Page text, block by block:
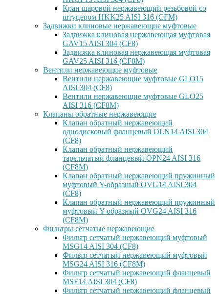
Кран шаровой нержавеющий резьбовой со
штуцером HKK25 AISI 316 (CFM)
Задвижки клиновые нержавеющие муфтовые
Задвижка клиновая нержавеющая муфтовая
GAV15 AISI 304 (CF8)
Задвижка клиновая нержавеющая муфтовая
GAV25 AISI 316 (CF8M)
Вентили нержавеющие муфтовые
Вентили нержавеющие муфтовые GLO15
AISI 304 (CF8)
Вентили нержавеющие муфтовые GLO25
AISI 316 (CF8M)
Клапаны обратные нержавеющие
Клапан обратный нержавеющий
однодисковый фланцевый OLN14 AISI 304
(CF8)
Клапан обратный нержавеющий
тарельчатый фланцевый OPN24 AISI 316
(CF8M)
Клапан обратный нержавеющий пружинный
муфтовый Y-образный OVG14 AISI 304
(CF8)
Клапан обратный нержавеющий пружинный
муфтовый Y-образный OVG24 AISI 316
(CF8М)
Фильтры сетчатые нержавеющие
Фильтр сетчатый нержавеющий муфтовый
MSG14 AISI 304 (CF8)
Фильтр сетчатый нержавеющий муфтовый
MSG24 AISI 316 (CF8M)
Фильтр сетчатый нержавеющий фланцевый
MSF14 AISI 304 (CF8)
Фильтр сетчатый нержавеющий фланцевый